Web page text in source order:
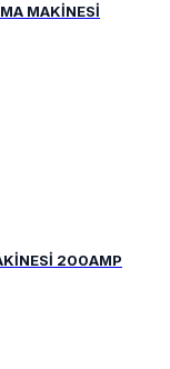
MAKİNESİ
200AMP